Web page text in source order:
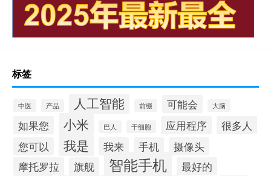
标签
中医 产品 人工智能 前缀 可能会 大脑
如果您 小米 巴人 干细胞 应用程序
很多人
您可以
我是 我来 手机
摄像头
摩托罗拉
旗舰 智能手机
最好的